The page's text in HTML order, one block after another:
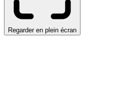
Regarder en plein écran